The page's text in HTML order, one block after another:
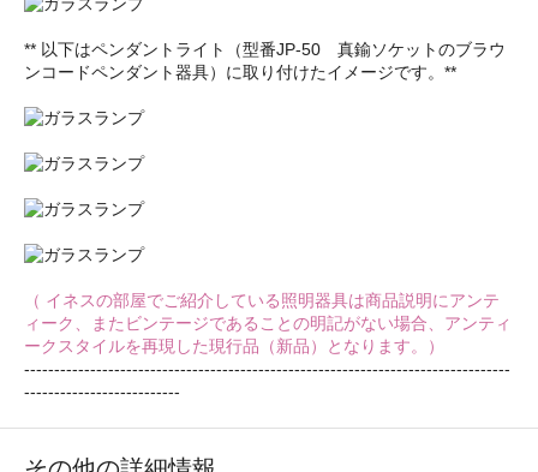
** 以下はペンダントライト（型番JP-50 真鍮ソケットのブラウ
ンコードペンダント器具）に取り付けたイメージです。**
（ イネスの部屋でご紹介している照明器具は商品説明にアンテ
ィーク、またビンテージであることの明記がない場合、アンティ
ークスタイルを再現した現行品（新品）となります。）
---------------------------------------------------------------------------------
--------------------------